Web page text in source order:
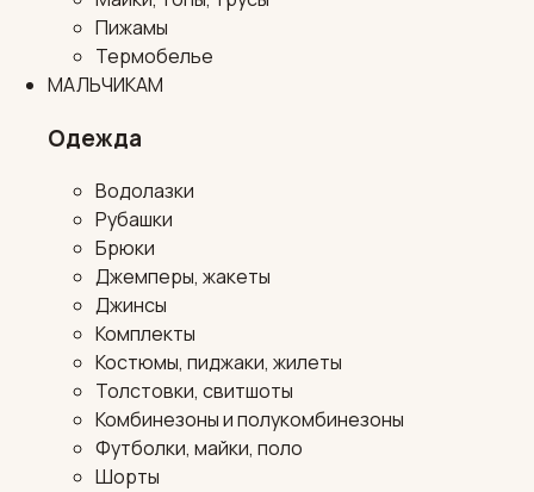
Пижамы
Термобелье
МАЛЬЧИКАМ
Одежда
Водолазки
Рубашки
Брюки
Джемперы, жакеты
Джинсы
Комплекты
Костюмы, пиджаки, жилеты
Толстовки, свитшоты
Комбинезоны и полукомбинезоны
Футболки, майки, поло
Шорты